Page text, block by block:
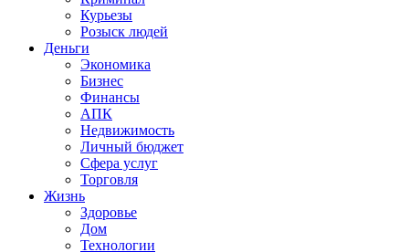
Курьезы
Розыск людей
Деньги
Экономика
Бизнес
Финансы
АПК
Недвижимость
Личный бюджет
Сфера услуг
Торговля
Жизнь
Здоровье
Дом
Технологии